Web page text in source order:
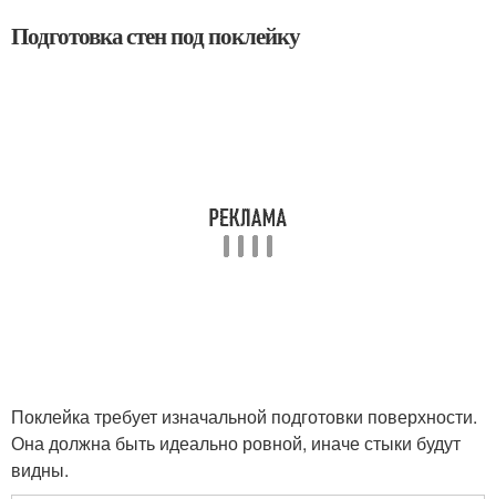
Подготовка стен под поклейку
Поклейка требует изначальной подготовки поверхности.
Она должна быть идеально ровной, иначе стыки будут
видны.